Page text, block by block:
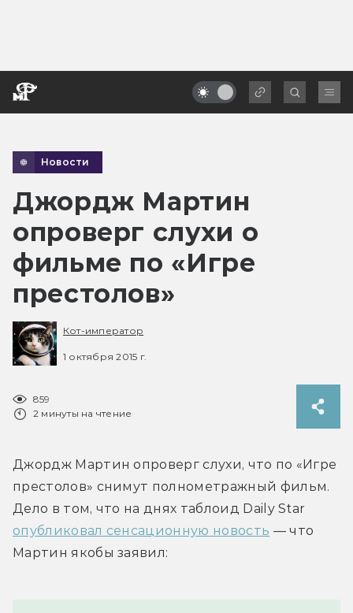
Новости
Джордж Мартин
опроверг слухи о
фильме по «Игре
престолов»
Кот-император
1 октября 2015 г.
859
2 минуты на чтение
Джордж Мартин опроверг слухи, что по «Игре
престолов» снимут полнометражный фильм.
опубликовал сенсационную новость — что
Мартин якобы заявил: